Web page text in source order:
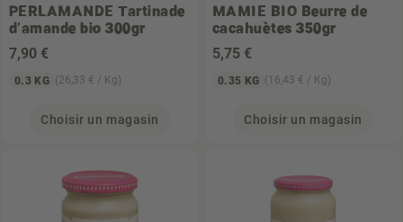
PERLAMANDE Tartinade
d'amande bio 300gr
7,90 €
0.3 KG (26,33 € / Kg)
Choisir un magasin
MAMIE BIO Beurre de
cacahuètes 350gr
5,75 €
0.35 KG (16,43 € / Kg)
Choisir un magasin